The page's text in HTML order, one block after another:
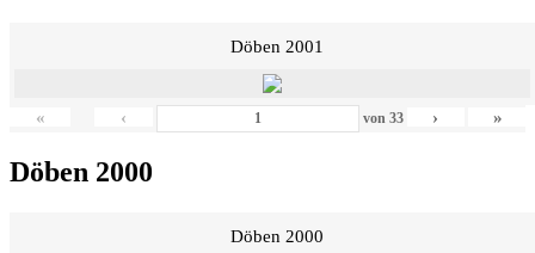
Döben 2001
« ‹ von 33 › »
Döben 2000
Döben 2000